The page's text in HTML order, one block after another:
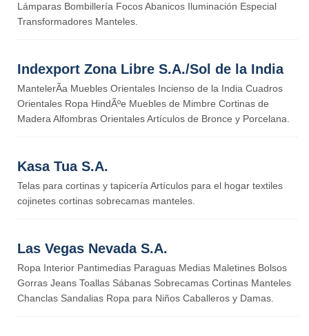
Lámparas Bombillería Focos Abanicos Iluminación Especial
Transformadores Manteles.
Indexport Zona Libre S.A./Sol de la India
MantelerÃ­a Muebles Orientales Incienso de la India Cuadros
Orientales Ropa HindÃºe Muebles de Mimbre Cortinas de
Madera Alfombras Orientales Artículos de Bronce y Porcelana.
Kasa Tua S.A.
Telas para cortinas y tapicería Artículos para el hogar textiles
cojinetes cortinas sobrecamas manteles.
Las Vegas Nevada S.A.
Ropa Interior Pantimedias Paraguas Medias Maletines Bolsos
Gorras Jeans Toallas Sábanas Sobrecamas Cortinas Manteles
Chanclas Sandalias Ropa para Niños Caballeros y Damas.